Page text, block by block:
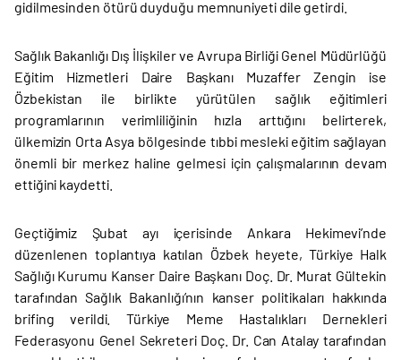
gidilmesinden ötürü duyduğu memnuniyeti dile getirdi.
Sağlık Bakanlığı Dış İlişkiler ve Avrupa Birliği Genel Müdürlüğü
Eğitim Hizmetleri Daire Başkanı Muzaffer Zengin ise
Özbekistan ile birlikte yürütülen sağlık eğitimleri
programlarının verimliliğinin hızla arttığını belirterek,
ülkemizin Orta Asya bölgesinde tıbbi mesleki eğitim sağlayan
önemli bir merkez haline gelmesi için çalışmalarının devam
ettiğini kaydetti.
Geçtiğimiz Şubat ayı içerisinde Ankara Hekimevi’nde
düzenlenen toplantıya katılan Özbek heyete, Türkiye Halk
Sağlığı Kurumu Kanser Daire Başkanı Doç. Dr. Murat Gültekin
tarafından Sağlık Bakanlığı’nın kanser politikaları hakkında
brifing verildi. Türkiye Meme Hastalıkları Dernekleri
Federasyonu Genel Sekreteri Doç. Dr. Can Atalay tarafından